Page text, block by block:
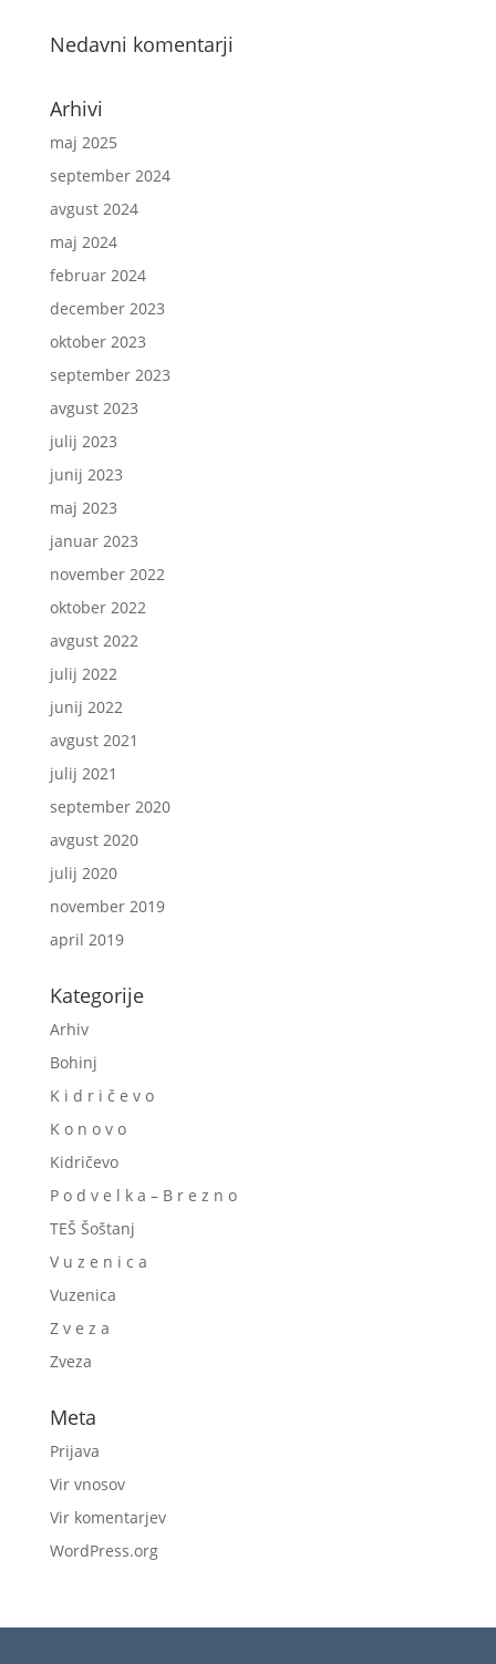
Nedavni komentarji
Arhivi
maj 2025
september 2024
avgust 2024
maj 2024
februar 2024
december 2023
oktober 2023
september 2023
avgust 2023
julij 2023
junij 2023
maj 2023
januar 2023
november 2022
oktober 2022
avgust 2022
julij 2022
junij 2022
avgust 2021
julij 2021
september 2020
avgust 2020
julij 2020
november 2019
april 2019
Kategorije
Arhiv
Bohinj
K i d r i č e v o
K o n o v o
Kidričevo
P o d v e l k a – B r e z n o
TEŠ Šoštanj
V u z e n i c a
Vuzenica
Z v e z a
Zveza
Meta
Prijava
Vir vnosov
Vir komentarjev
WordPress.org